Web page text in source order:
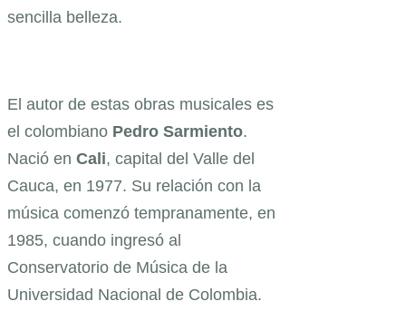
sencilla belleza.
El autor de estas obras musicales es
el colombiano Pedro Sarmiento.
Nació en Cali, capital del Valle del
Cauca, en 1977. Su relación con la
música comenzó tempranamente, en
1985, cuando ingresó al
Conservatorio de Música de la
Universidad Nacional de Colombia.